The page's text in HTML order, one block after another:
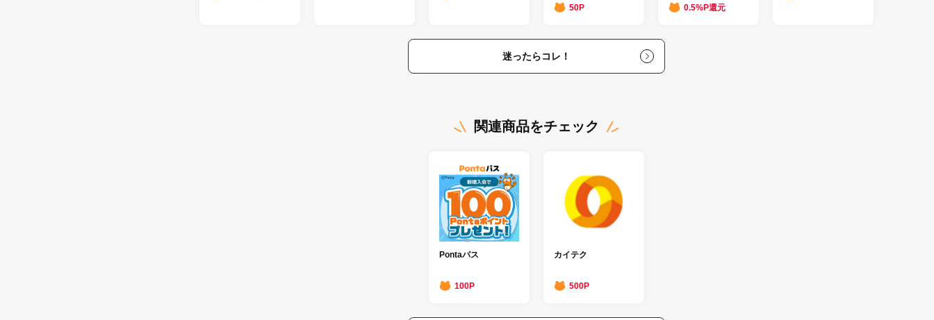
50P
0.5%P還元
迷ったらコレ！
関連商品をチェック
Pontaパス
100P
カイテク
500P